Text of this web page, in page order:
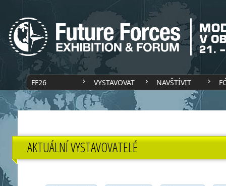
FF26 VYSTAVOVAT NAVŠTÍVIT
AKTUÁLNÍ VYSTAVOVATELÉ